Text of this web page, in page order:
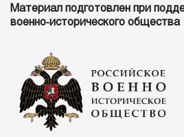
Материал подготовлен при
военно‑исторического общества